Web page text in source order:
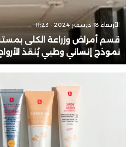
الأربعاء 18 ديسمبر 2024 - 11:23
قسم أمراض وزراعة الكلى
نموذج إنساني وطبي يُنقذ